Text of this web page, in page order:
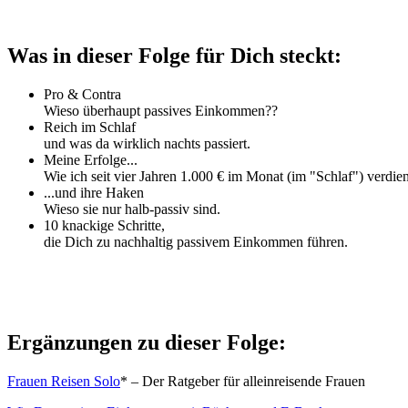
Was in dieser Folge für Dich steckt:
Pro & Contra
Wieso überhaupt passives Einkommen??
Reich im Schlaf
und was da wirklich nachts passiert.
Meine Erfolge...
Wie ich seit vier Jahren 1.000 € im Monat (im "Schlaf")
...und ihre Haken
Wieso sie nur halb-passiv sind.
10 knackige Schritte,
die Dich zu nachhaltig passivem Einkommen führen.
Ergänzungen zu dieser Folge:
Frauen Reisen Solo* – Der Ratgeber für alleinreisende Frauen